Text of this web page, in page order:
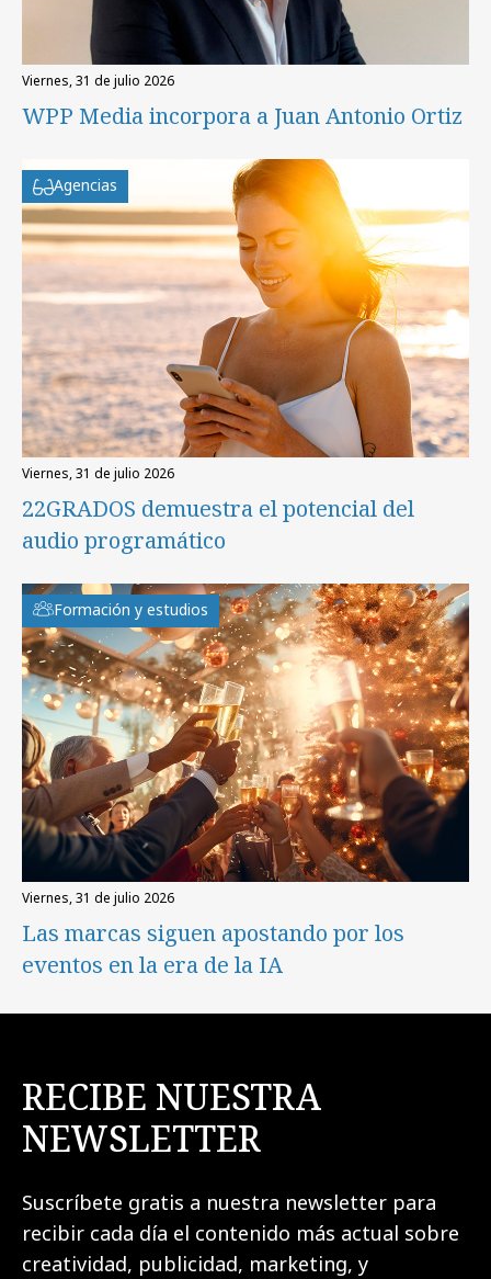
viernes, 31 de julio 2026
WPP Media incorpora a Juan Antonio Ortiz
Agencias
viernes, 31 de julio 2026
22GRADOS demuestra el potencial del
audio programático
Formación y estudios
viernes, 31 de julio 2026
Las marcas siguen apostando por los
eventos en la era de la IA
RECIBE NUESTRA
NEWSLETTER
Suscríbete gratis a nuestra newsletter para
recibir cada día el contenido más actual sobre
creatividad, publicidad, marketing, y